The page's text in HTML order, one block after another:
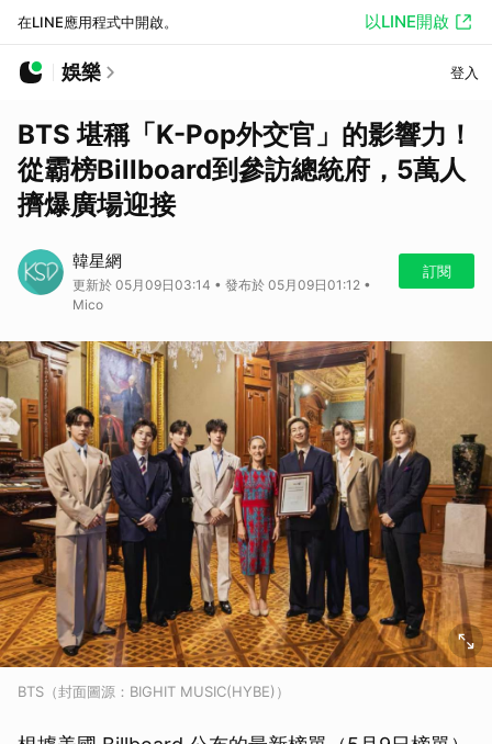
在LINE應用程式中開啟。 以LINE開啟
娛樂 登入
BTS 堪稱「K-Pop外交官」的影響力！
從霸榜Billboard到參訪總統府，5萬人
擠爆廣場迎接
韓星網
更新於 05月09日03:14 • 發布於 05月09日01:12 •
Mico
訂閱
BTS（封面圖源：BIGHIT MUSIC(HYBE)）